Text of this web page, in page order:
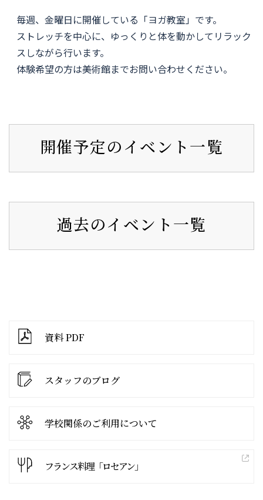
毎週、金曜日に開催している「ヨガ教室」です。
ストレッチを中心に、ゆっくりと体を動かしてリラック
スしながら行います。
体験希望の方は美術館までお問い合わせください。
開催予定のイベント一覧
過去のイベント一覧
資料 PDF
スタッフのブログ
学校関係のご利用について
フランス料理「ロセアン」